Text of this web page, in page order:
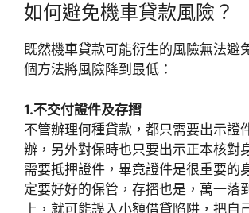
如何避免機車貸款風險？
既然機車貸款可能衍生的風險無法避
個方法將風險降到最低：
1.不交付證件及存摺
不管辦理何種貸款，都只需要出示證
辦，另外對保時也只要出示正本核對
需要抵押證件，畢竟證件是很重要的
定要好好的保管，存摺也是，萬一落
上，就可能誤入小額借貸陷阱，把自